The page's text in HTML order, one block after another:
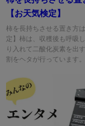
【お天気検定】
柿を長持ちさせる置き方
定】柿は、収穫後も呼吸
り入れて二酸化炭素を出
割をヘタが行っています。